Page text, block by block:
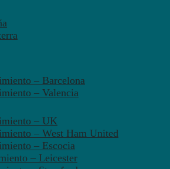
– Barcelona
– Valencia
– UK
– West Ham United
– Escocia
– Leicester